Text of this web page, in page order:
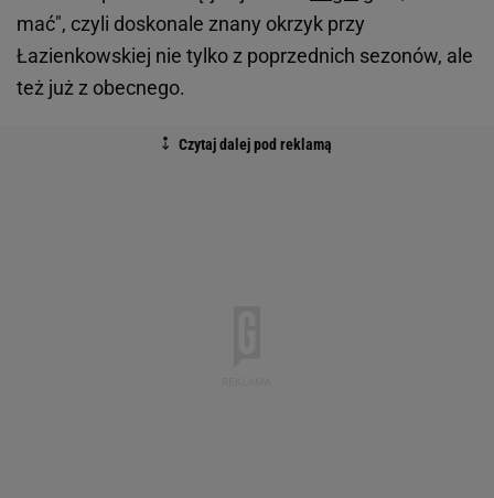
mać", czyli doskonale znany okrzyk przy
Łazienkowskiej nie tylko z poprzednich sezonów, ale
też już z obecnego.